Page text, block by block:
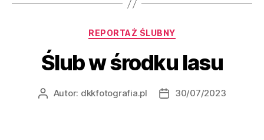
REPORTAŻ ŚLUBNY
Ślub w środku lasu
Autor: dkkfotografia.pl 30/07/2023